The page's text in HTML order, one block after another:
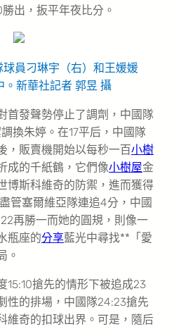
出，扳平年夜比分。
球員刁琳宇（右）和王媛媛
。新華社記者 郭昱 攝
首發聲勢停止了調劑，中國隊
換朱婷。在17平后，中國隊
，販賣機開始以每秒一百小樹
成的千紙鶴，它們像小樹屋金
博斯科維奇的防禦，進而獲得
盡管塞爾維亞隊連追4分，中國
再勝一而她的圓規，則像一
瓶座的分享藍光中尋找**「愛
。
15:10搶先的情形下被追成23
性的排場，中國隊24:23搶先
維奇的扣球出界。可是，隨后